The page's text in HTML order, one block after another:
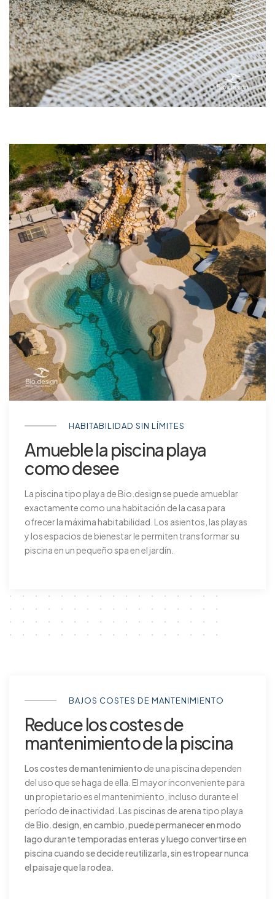
HABITABILIDAD SIN LÍMITES
Amueble la piscina playa
como desee
La piscina tipo playa de Bio.design se puede amueblar
exactamente como una habitación de la casa para
ofrecer la máxima habitabilidad. Los asientos, las playas
y los espacios de bienestar le permiten transformar su
piscina en un pequeño spa en el jardín.
BAJOS COSTES DE MANTENIMIENTO
Reduce los costes de
mantenimiento de la piscina
Los costes de mantenimiento de una piscina dependen
del uso que se haga de ella. El mayor inconveniente para
un propietario es el mantenimiento, incluso durante el
período de inactividad. Las piscinas de arena tipo playa
deBio.design, en cambio, puede permanecer en modo
lago durante temporadas enteras y luego convertirse en
piscina cuando se decide reutilizarla, sin estropear nunca
el paisaje que la rodea.